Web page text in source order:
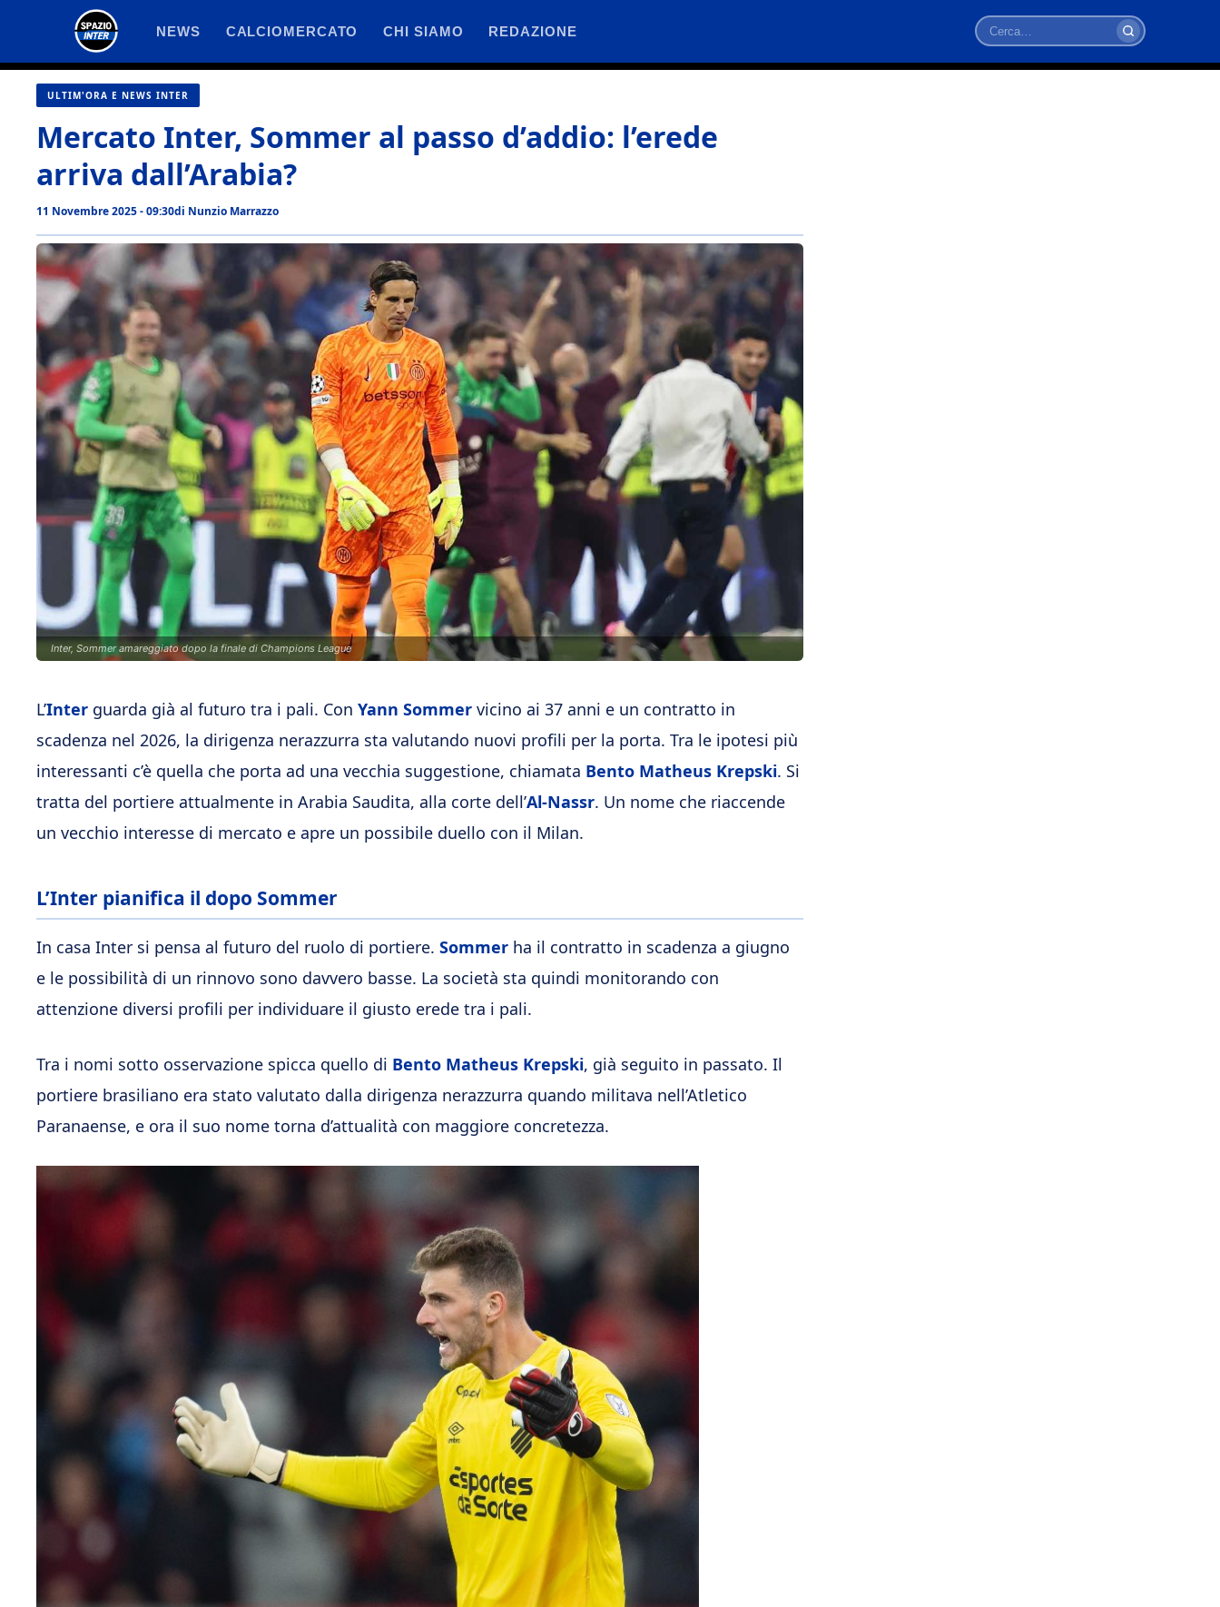
contenuto
NEWS CALCIOMERCATO CHI SIAMO REDAZIONE
Cerca
ULTIM'ORA E NEWS INTER
Mercato Inter, Sommer al passo d’addio: l’erede
arriva dall’Arabia?
11 Novembre 2025 - 09:30di Nunzio Marrazzo
Inter, Sommer amareggiato dopo la finale di Champions League
L’Inter guarda già al futuro tra i pali. Con Yann Sommer vicino ai 37 anni e un contratto in
scadenza nel 2026, la dirigenza nerazzurra sta valutando nuovi profili per la porta. Tra le ipotesi più
interessanti c’è quella che porta ad una vecchia suggestione, chiamata Bento Matheus Krepski. Si
tratta del portiere attualmente in Arabia Saudita, alla corte dell’Al-Nassr. Un nome che riaccende
un vecchio interesse di mercato e apre un possibile duello con il Milan.
L’Inter pianifica il dopo Sommer
In casa Inter si pensa al futuro del ruolo di portiere. Sommer ha il contratto in scadenza a giugno
e le possibilità di un rinnovo sono davvero basse. La società sta quindi monitorando con
attenzione diversi profili per individuare il giusto erede tra i pali.
Tra i nomi sotto osservazione spicca quello di Bento Matheus Krepski, già seguito in passato. Il
portiere brasiliano era stato valutato dalla dirigenza nerazzurra quando militava nell’Atletico
Paranaense, e ora il suo nome torna d’attualità con maggiore concretezza.